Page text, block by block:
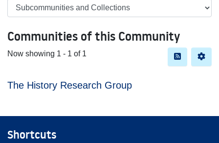
Communities of this Community
Now showing 1 - 1 of 1
The History Research Group
Shortcuts